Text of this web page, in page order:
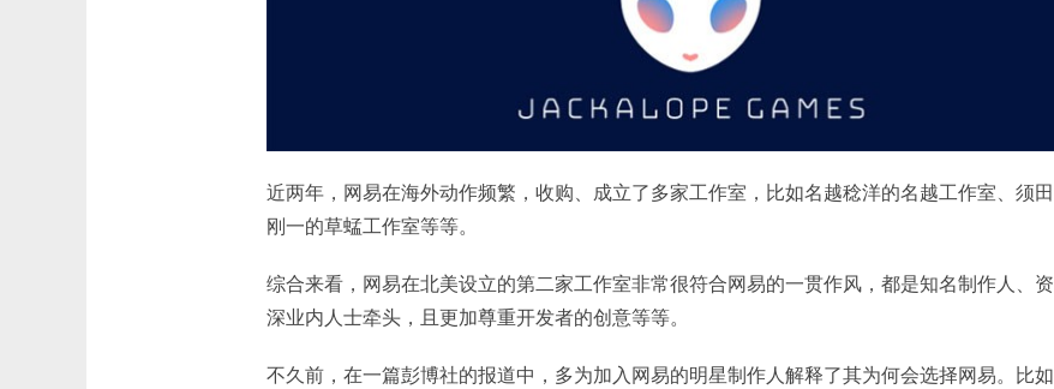
近两年，网易在海外动作频繁，收购、成立了多家工作室，比如名越稔洋的名越工作室、须田
刚一的草蜢工作室等等。
综合来看，网易在北美设立的第二家工作室非常很符合网易的一贯作风，都是知名制作人、资
深业内人士牵头，且更加尊重开发者的创意等等。
不久前，在一篇彭博社的报道中，多为加入网易的明星制作人解释了其为何会选择网易。比如